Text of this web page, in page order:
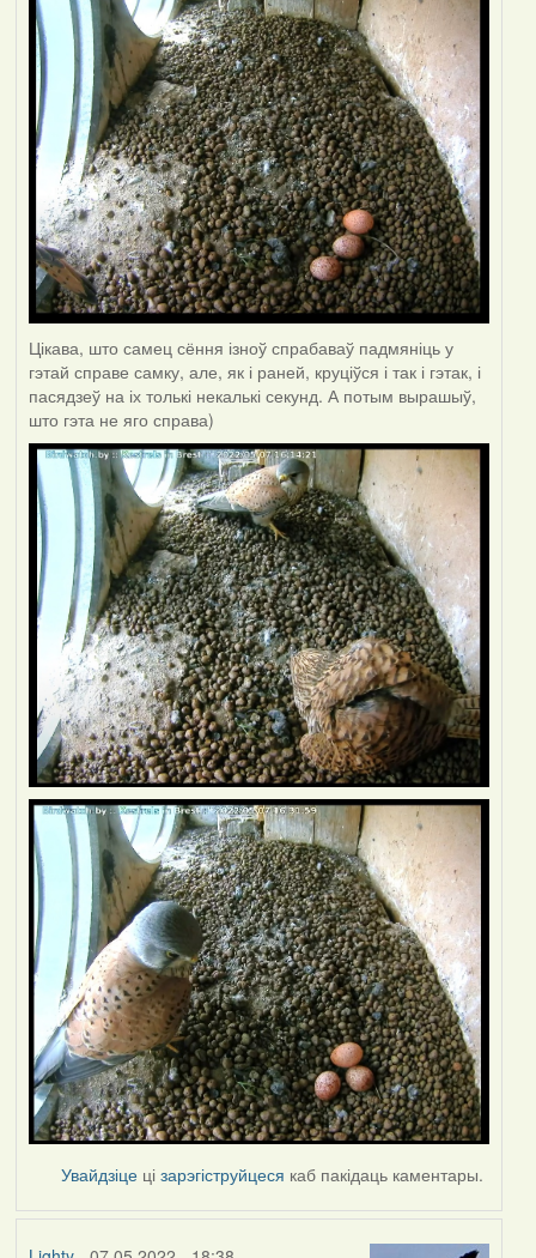
Цікава, што самец сёння ізноў спрабаваў падмяніць у
гэтай справе самку, але, як і раней, круціўся і так і гэтак, і
пасядзеў на іх толькі некалькі секунд. А потым вырашыў,
што гэта не яго справа)
Увайдзіце цізарэгіструйцеся каб пакідаць каментары.